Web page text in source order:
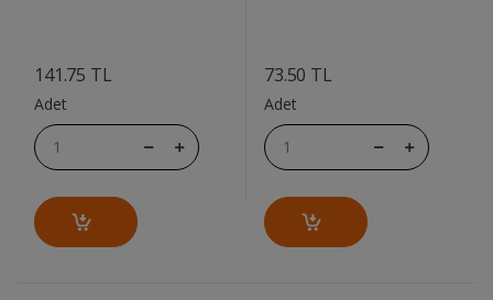
141.75 TL
Adet
73.50 TL
Adet